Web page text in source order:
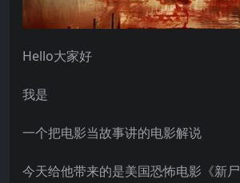
Hello大家好
我是
一个把电影当故事讲的电影解说
今天给他带来的是美国恐怖电影《新尸